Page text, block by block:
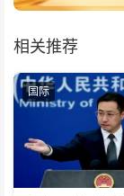
相关推荐
国际